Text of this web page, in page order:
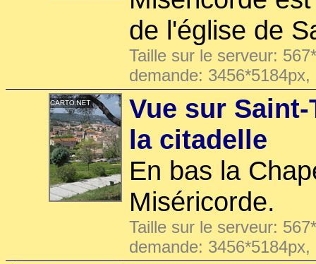
de l'église de
Taille sur le serveur:
demande:
Vue sur
la citadelle
En bas la
Miséricorde.
Taille sur le serveur:
demande: